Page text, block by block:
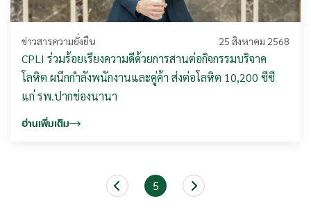
ข่าวสารความยั่งยืน 25 สิงหาคม 2568
CPLI ร่วมร้อยเรียงความดีด้วยการสานต่อกิจกรรมบริจาค
โลหิต ผนึกกำลังพนักงานและคู่ค้า ส่งต่อโลหิต 10,200 ซีซี
แก่ รพ.ปากช่องนานา
อ่านเพิ่มเติม
5